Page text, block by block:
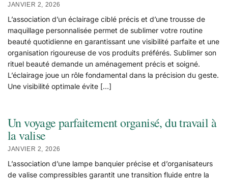
JANVIER 2, 2026
L’association d’un éclairage ciblé précis et d’une trousse de
maquillage personnalisée permet de sublimer votre routine
beauté quotidienne en garantissant une visibilité parfaite et une
organisation rigoureuse de vos produits préférés. Sublimer son
rituel beauté demande un aménagement précis et soigné.
L’éclairage joue un rôle fondamental dans la précision du geste.
Une visibilité optimale évite […]
Un voyage parfaitement organisé, du travail à
la valise
JANVIER 2, 2026
L’association d’une lampe banquier précise et d’organisateurs
de valise compressibles garantit une transition fluide entre la